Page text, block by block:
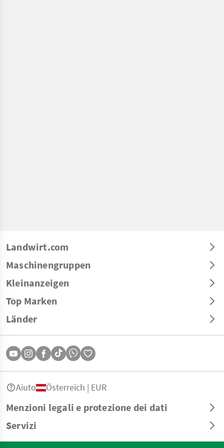
Landwirt.com
Maschinengruppen
Kleinanzeigen
Top Marken
Länder
Menzioni legali e protezione dei dati
Servizi
Aiuto Österreich | EUR